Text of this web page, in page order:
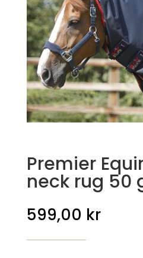
Premier
neck rug 50
599,00 kr